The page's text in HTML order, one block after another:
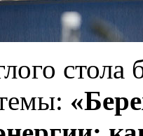
стола